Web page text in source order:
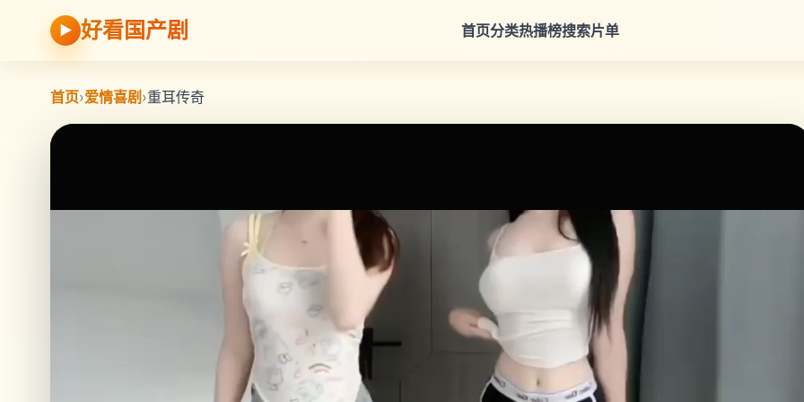
▶ 好看国产剧 首页分类热播榜搜索片单
首页›爱情喜剧 ›重耳传奇